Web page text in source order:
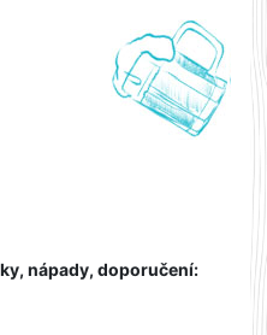
nápady, doporučení: